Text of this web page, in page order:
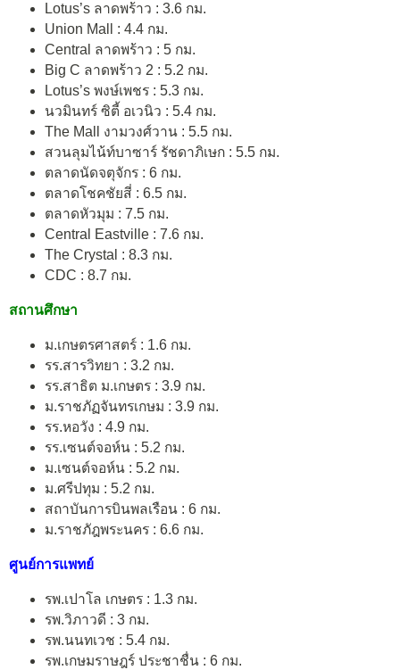
Lotus’s ลาดพร้าว : 3.6 กม.
Union Mall : 4.4 กม.
Central ลาดพร้าว : 5 กม.
Big C ลาดพร้าว 2 : 5.2 กม.
Lotus’s พงษ์เพชร : 5.3 กม.
นวมินทร์ ซิตี้ อเวนิว : 5.4 กม.
The Mall งามวงศ์วาน : 5.5 กม.
สวนลุมไน้ท์บาซาร์ รัชดาภิเษก : 5.5 กม.
ตลาดนัดจตุจักร : 6 กม.
ตลาดโชคชัยสี่ : 6.5 กม.
ตลาดหัวมุม : 7.5 กม.
Central Eastville : 7.6 กม.
The Crystal : 8.3 กม.
CDC : 8.7 กม.
สถานศึกษา
ม.เกษตรศาสตร์ : 1.6 กม.
รร.สารวิทยา : 3.2 กม.
รร.สาธิต ม.เกษตร : 3.9 กม.
ม.ราชภัฏจันทรเกษม : 3.9 กม.
รร.หอวัง : 4.9 กม.
รร.เซนต์จอห์น : 5.2 กม.
ม.เซนต์จอห์น : 5.2 กม.
ม.ศรีปทุม : 5.2 กม.
สถาบันการบินพลเรือน : 6 กม.
ม.ราชภัฎพระนคร : 6.6 กม.
ศูนย์การแพทย์
รพ.เปาโล เกษตร : 1.3 กม.
รพ.วิภาวดี : 3 กม.
รพ.นนทเวช : 5.4 กม.
รพ.เกษมราษฎร์ ประชาชื่น : 6 กม.